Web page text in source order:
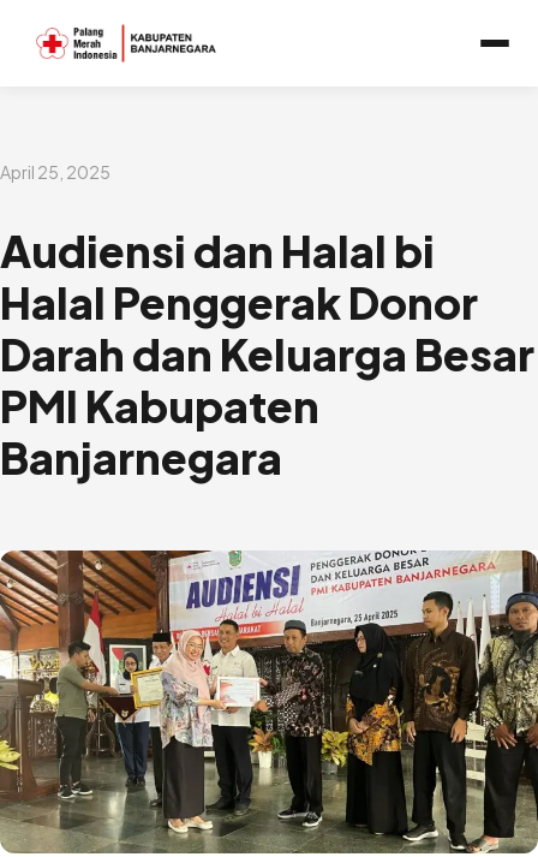
April 25, 2025
Audiensi dan Halal bi
Halal Penggerak Donor
Darah dan Keluarga Besar
PMI Kabupaten
Banjarnegara